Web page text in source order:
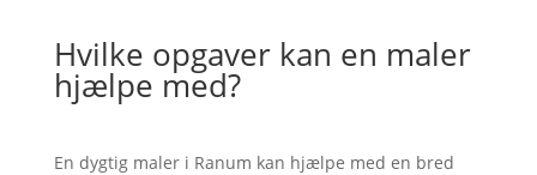
Hvilke opgaver kan en maler
hjælpe med?
En dygtig maler i Ranum kan hjælpe med en bred